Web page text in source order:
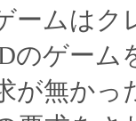
ームは
のゲー
が無か